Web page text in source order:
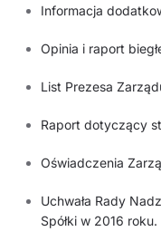
Informacja
Opinia i raport
List Prezesa
Raport dotyczący
Oświadczenia
Uchwała Rady
Spółki w 2016 roku.